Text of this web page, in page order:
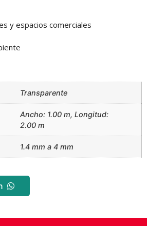
y espacios comerciales
Transparente
Ancho: 1.00 m, Longitud:
2.00 m
1.4 mm a 4 mm